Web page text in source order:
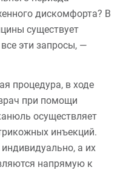
дискомфорта? В
существует
эти запросы, —
процедура, в ходе
при помощи
осуществляет
инъекций.
а их
напрямую к